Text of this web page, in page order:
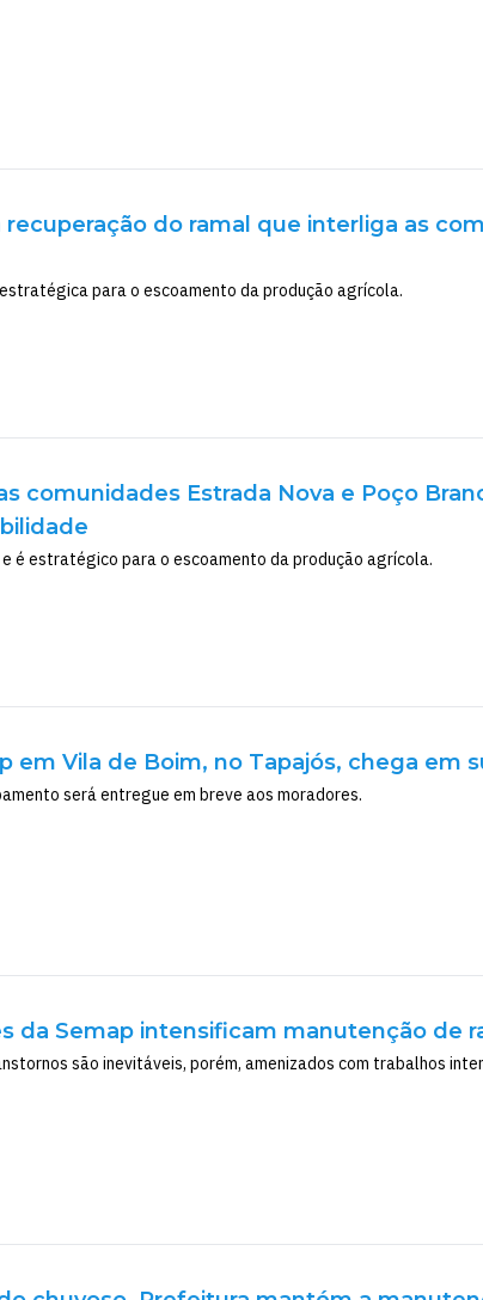
recuperação do ramal que interliga as
para o escoamento da produção agrícola.
comunidades Estrada Nova e Poço
é estratégico para o escoamento da produção agrícola.
em Vila de Boim, no Tapajós, chega em
será entregue em breve aos moradores.
da Semap intensificam manutenção de
são inevitáveis, porém, amenizados com trabalhos